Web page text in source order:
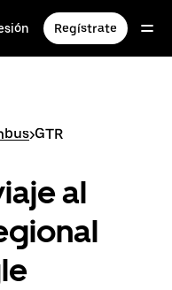
Regístrate
>GTR
al